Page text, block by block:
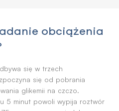
obciążenia
się w trzech
się od pobrania
glikemii na czczo.
5 minut powoli wypija roztwór